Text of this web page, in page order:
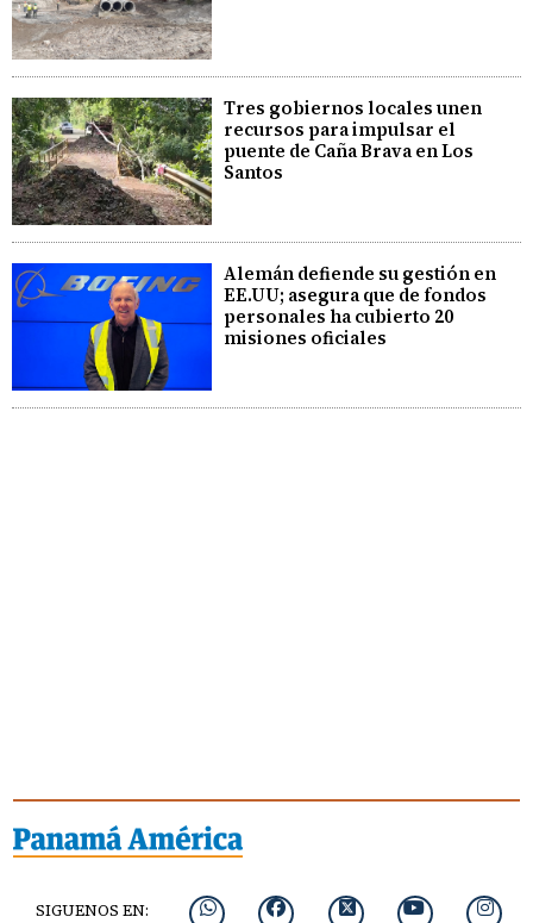
Tres gobiernos locales unen
recursos para impulsar el
puente de Caña Brava en Los
Santos
Alemán defiende su gestión en
EE.UU; asegura que de fondos
personales ha cubierto 20
misiones oficiales
SIGUENOS EN: